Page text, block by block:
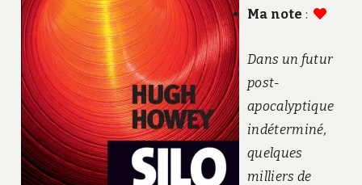
Ma note :
Dans un futur
post-
apocalyptique
indéterminé,
quelques
milliers de